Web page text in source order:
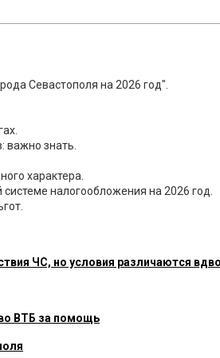
Севастополя на 2026 год".
важно знать.
характера.
налогообложения на 2026 год.
ЧС, но условия различаются
ВТБ за помощь